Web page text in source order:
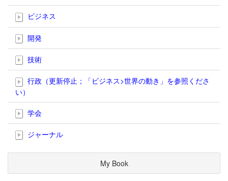
ビジネス
開発
技術
行政（更新停止；「ビジネス>世界の動き」を参照くださ
い）
学会
ジャーナル
My Book